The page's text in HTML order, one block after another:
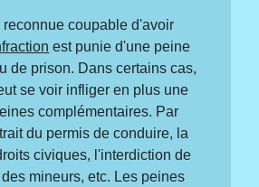
coupable d'avoir
est punie d'une peine
de prison. Dans certains cas,
se voir infliger en plus une
complémentaires. Par
du permis de conduire, la
civiques, l'interdiction de
mineurs, etc. Les peines